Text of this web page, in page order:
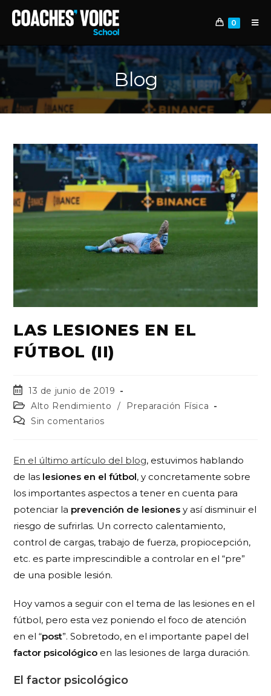
0
Blog
LAS LESIONES EN EL
FÚTBOL (II)
13 de junio de 2019
Alto Rendimiento
/
Preparación Física
Sin comentarios
En el último artículo del blog, estuvimos hablando
de las lesiones en el fútbol, y concretamente sobre
los importantes aspectos a tener en cuenta para
potenciar la prevención de lesionesy así disminuir el
riesgo de sufrirlas. Un correcto calentamiento,
control de cargas, trabajo de fuerza, propiocepción,
etc. es parte imprescindible a controlar en el “pre”
de una posible lesión.
Hoy vamos a seguir con el tema de las lesiones en el
fútbol, pero esta vez poniendo el foco de atención
en el “post”. Sobretodo, en el importante papel del
factor psicológico en las lesiones de larga duración.
El factor psicológico